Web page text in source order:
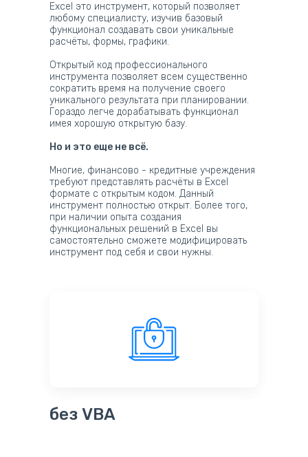
Excel это инструмент, который позволяет
любому специалисту, изучив базовый
функционал создавать свои уникальные
расчёты, формы, графики.
Открытый код профессионального
инструмента позволяет всем существенно
сократить время на получение своего
уникального результата при планировании.
Гораздо легче дорабатывать функционал
имея хорошую открытую базу.
Но и это еще не всё.
Многие, финансово - кредитные учреждения
требуют представлять расчёты в Excel
формате с открытым кодом. Данный
инструмент полностью открыт. Более того,
при наличии опыта создания
функциональных решений в Excel вы
самостоятельно сможете модифицировать
инструмент под себя и свои нужны.
без VBA